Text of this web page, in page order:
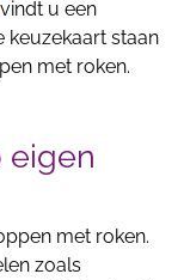
vindt u een
keuzekaart staan
met roken.
eigen
met roken.
zoals